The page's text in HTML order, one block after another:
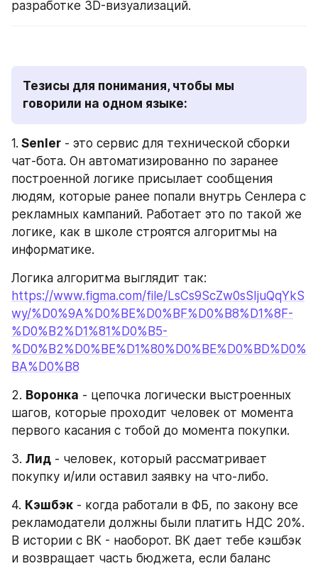
разработке 3D-визуализаций.
Тезисы для понимания, чтобы мы
говорили на одном языке:
1. Senler - это сервис для технической сборки
чат-бота. Он автоматизированно по заранее
построенной логике присылает сообщения
людям, которые ранее попали внутрь Сенлера с
рекламных кампаний. Работает это по такой же
логике, как в школе строятся алгоритмы на
информатике.
https://www.figma.com/file/LsCs9ScZw0sSIjuQqYkS
wy/%D0%9A%D0%BE%D0%BF%D0%B8%D1%8F-
%D0%B2%D1%81%D0%B5-
%D0%B2%D0%BE%D1%80%D0%BE%D0%BD%D0%
BA%D0%B8
2. Воронка - цепочка логически выстроенных
шагов, которые проходит человек от момента
первого касания с тобой до момента покупки.
3. Лид - человек, который рассматривает
покупку и/или оставил заявку на что-либо.
4. Кэшбэк - когда работали в ФБ, по закону все
рекламодатели должны были платить НДС 20%.
В истории с ВК - наоборот. ВК дает тебе кэшбэк
и возвращает часть бюджета, если баланс